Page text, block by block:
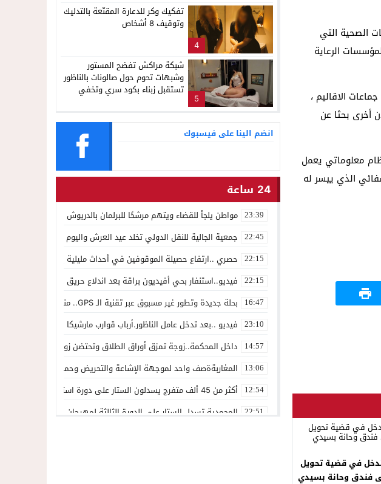
الصحية التي
الرعاية
الاقاليم ،
أخرى بحثا عن
معلوماتي يعمل
الذي ييسر له
في قضية تحويل
فندق وحانة بسيدي
4
تفكيك وكر للدعارة المقنّعة بالتدليك
وتوقيف 8 أشخاص
5
شبكة مراكش تفضح المستور
وشبهات تحوم حول صالونات بالناظور
تستقبل زبناء بكود سري وتخفي
انضم الينا على فيسبوك
24 ساعة
23:39 مواطن يلجأ للقضاء ويتهم مرشحًا للبرلمان بالدريوش بالاستيلاء على 22 مليون سنتيم
22:45 جمعية الجالية للنقل الدولي تخلد عيد العرش واليوم الوطني للمهاجر
22:15 حصري ..ارتفاع حصيلة الموقوفين في أحداث مليلية إلى 82 شخصًا وتحقيقات تقود إلى متابعات جنائية ثقيلة
22:15 فيديو..استنفار بحي أفيديون براقة بعد اندلاع حريق داخل ضيعة فلاحية
16:47 بحلة جديدة وتطور غير مسبوق عبر تقنية الـ GPS.. منصة “مرحباناظور” تعزز مكانتها كوجهة أولى لسكان إقليمي الناظور والدريوش
23:10 فيديو ..بعد تدخل عامل الناظور.أرباب قوارب مارشيكا يعلقون احتجاجهم
14:57 داخل المحكمة..زوجة تمزق أوراق الطلاق وتحتضن زوجها في لحظة
13:06 المغاربةةصف واحد لموجهة الإشاعة والتحريض وحملات التضليل
12:54 أكثر من 45 ألف متفرج يسدلون الستار على دورة استثنائية للمهرجان المتوسطي بالناظور
22:51 المحمدية تسدل الستار على الدورة الثالثة لمهرجان العيطة المرساوية